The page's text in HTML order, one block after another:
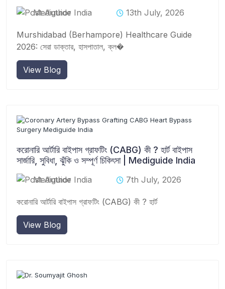
Mediguide India 13th July, 2026
Murshidabad (Berhampore) Healthcare Guide
2026: সেরা ডাক্তার, হাসপাতাল, ক্ল�
View Blog
করোনারি আর্টারি বাইপাস গ্রাফটিং (CABG) কী ? হার্ট বাইপাস
সার্জারি, সুবিধা, ঝুঁকি ও সম্পূর্ণ চিকিৎসা | Mediguide India
Mediguide India 7th July, 2026
করোনারি আর্টারি বাইপাস গ্রাফটিং (CABG) কী ? হার্ট
View Blog